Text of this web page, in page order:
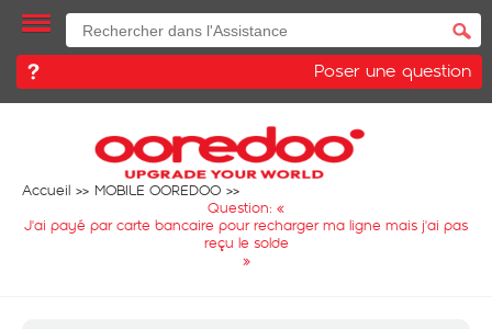
Poser une question
Accueil
MOBILE OOREDOO
Question: «
J'ai payé par carte bancaire pour recharger ma ligne mais j'ai pas
reçu le solde
»